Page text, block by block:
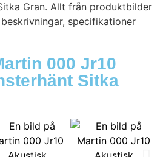
Gran. Allt från produktbilder
specifikationer
000 Jr10
Sitka